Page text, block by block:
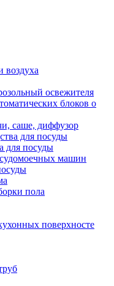
воздуха
освежителя
блоков о
саше, диффузор
для посуды
для посуды
машин
пола
поверхносте